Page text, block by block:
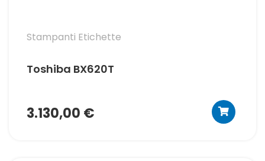
Stampanti Etichette
Toshiba BX620T
3.130,00 €